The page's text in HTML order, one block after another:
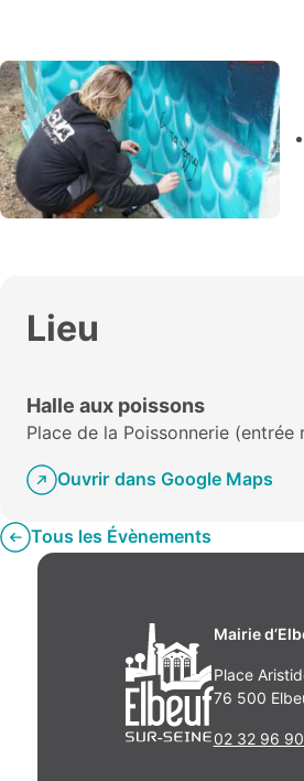
Lieu
Halle aux poissons
Place de la Poissonnerie (entrée
Ouvrir dans Google Maps
Tous les Évènements
Mairie
Place
76 500
02 32 96